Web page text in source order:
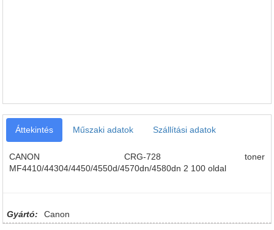
Áttekintés Műszaki adatok Szállítási adatok
CANON CRG-728 toner
MF4410/44304/4450/4550d/4570dn/4580dn 2 100 oldal
Gyártó: Canon